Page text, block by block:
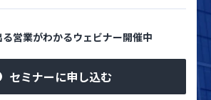
営業がわかるウェビナー開催中
セミナーに申し込む